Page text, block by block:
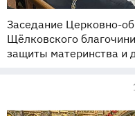
Заседание Церковно-
Щёлковского
защиты материнства и